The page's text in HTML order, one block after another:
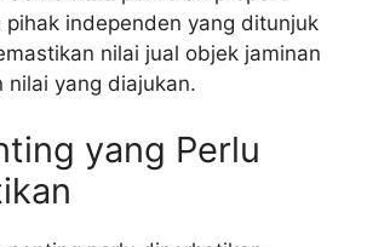
pihak independen yang ditunjuk
nilai jual objek jaminan
nilai yang diajukan.
yang Perlu